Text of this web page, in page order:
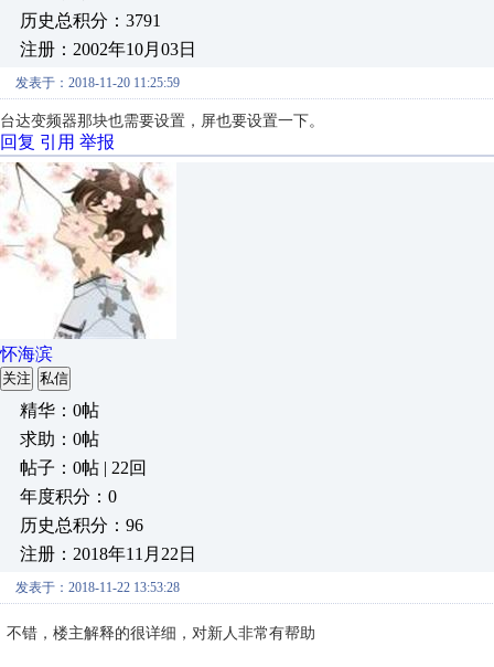
历史总积分：3791
注册：2002年10月03日
发表于：2018-11-20 11:25:59
台达变频器那块也需要设置，屏也要设置一下。
回复 引用 举报
怀海滨
关注 私信
精华：0帖
求助：0帖
帖子：0帖 | 22回
年度积分：0
历史总积分：96
注册：2018年11月22日
发表于：2018-11-22 13:53:28
不错，楼主解释的很详细，对新人非常有帮助